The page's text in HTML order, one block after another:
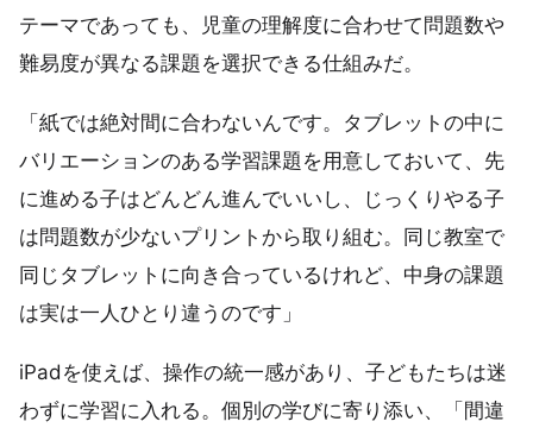
テーマであっても、児童の理解度に合わせて問題数や
難易度が異なる課題を選択できる仕組みだ。
「紙では絶対間に合わないんです。タブレットの中に
バリエーションのある学習課題を用意しておいて、先
に進める子はどんどん進んでいいし、じっくりやる子
は問題数が少ないプリントから取り組む。同じ教室で
同じタブレットに向き合っているけれど、中身の課題
は実は一人ひとり違うのです」
iPadを使えば、操作の統一感があり、子どもたちは迷
わずに学習に入れる。個別の学びに寄り添い、「間違